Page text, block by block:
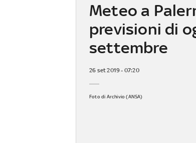
Meteo a
previsioni di
settembre
26 set 2019 - 07:20
Foto di Archivio (ANSA)